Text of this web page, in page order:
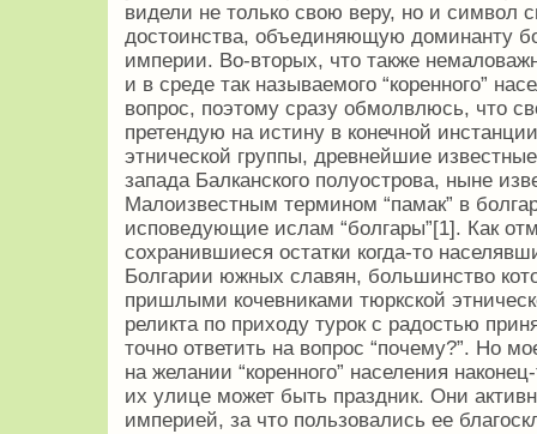
видели не только свою веру, но и символ
достоинства, объединяющую доминанту
империи. Во-вторых, что также
и в среде так называемого “коренного”
вопрос, поэтому сразу обмолвлюсь, что
претендую на истину в конечной
этнической группы, древнейшие
запада Балканского полуострова, ныне
Малоизвестным термином “памак” в
исповедующие ислам “болгары”[1]. Как
сохранившиеся остатки когда-то
Болгарии южных славян, большинство
пришлыми кочевниками тюркской
реликта по приходу турок с радостью
точно ответить на вопрос “почему?”. Но
на желании “коренного” населения
их улице может быть праздник. Они
империей, за что пользовались ее